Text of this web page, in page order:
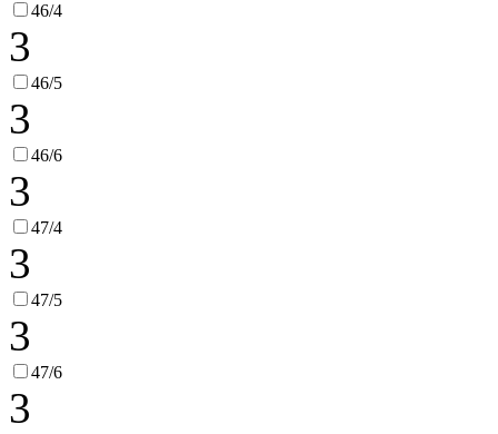
46/4
3
46/5
3
46/6
3
47/4
3
47/5
3
47/6
3